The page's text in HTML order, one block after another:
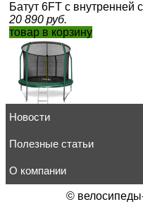
Батут 6FT с внутренней
20 890 руб.
товар в корзину
Батут премиум 10FT с
25 470 руб.
Новости
Полезные статьи
О компании
©